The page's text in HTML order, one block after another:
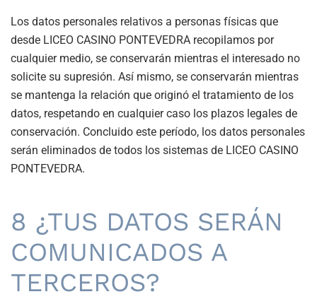
Los datos personales relativos a personas físicas que
desde LICEO CASINO PONTEVEDRA recopilamos por
cualquier medio, se conservarán mientras el interesado no
solicite su supresión. Así mismo, se conservarán mientras
se mantenga la relación que originó el tratamiento de los
datos, respetando en cualquier caso los plazos legales de
conservación. Concluido este período, los datos personales
serán eliminados de todos los sistemas de LICEO CASINO
PONTEVEDRA.
8 ¿TUS DATOS SERÁN
COMUNICADOS A
TERCEROS?